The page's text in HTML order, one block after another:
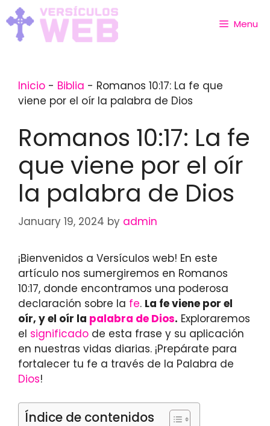
Skip
to
content
Menu
Inicio - Biblia - Romanos 10:17: La fe que
viene por el oír la palabra de Dios
Romanos 10:17: La fe
que viene por el oír
la palabra de Dios
January 19, 2024 by admin
¡Bienvenidos a Versículos web! En este
artículo nos sumergiremos en Romanos
10:17, donde encontramos una poderosa
declaración sobre la fe. La fe viene por el
oír, y el oír la palabra de Dios. Exploraremos
el significado de esta frase y su aplicación
en nuestras vidas diarias. ¡Prepárate para
fortalecer tu fe a través de la Palabra de
Dios!
Índice de contenidos